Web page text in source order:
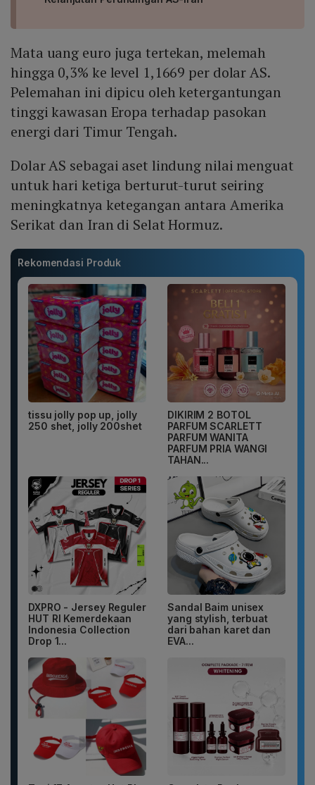
Mata uang euro juga tertekan, melemah
hingga 0,3% ke level 1,1669 per dolar AS.
Pelemahan ini dipicu oleh ketergantungan
tinggi kawasan Eropa terhadap pasokan
energi dari Timur Tengah.
Dolar AS sebagai aset lindung nilai menguat
untuk hari ketiga berturut-turut seiring
meningkatnya ketegangan antara Amerika
Serikat dan Iran di Selat Hormuz.
Rekomendasi Produk
tissu jolly pop up, jolly
250 shet, jolly 200shet
DIKIRIM 2 BOTOL
PARFUM SCARLETT
PARFUM WANITA
PARFUM PRIA WANGI
TAHAN...
DXPRO - Jersey Reguler
HUT RI Kemerdekaan
Indonesia Collection
Drop 1...
Sandal Baim unisex
yang stylish, terbuat
dari bahan karet dan
EVA...